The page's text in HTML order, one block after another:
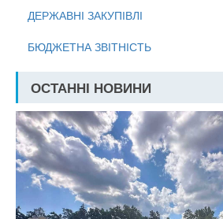
ДЕРЖАВНІ ЗАКУПІВЛІ
БЮДЖЕТНА ЗВІТНІСТЬ
ОСТАННІ НОВИНИ